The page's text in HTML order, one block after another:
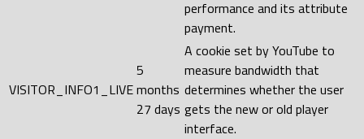
performance and its attribute
payment.
VISITOR_INFO1_LIVE
5
months
27 days
A cookie set by YouTube to
measure bandwidth that
determines whether the user
gets the new or old player
interface.